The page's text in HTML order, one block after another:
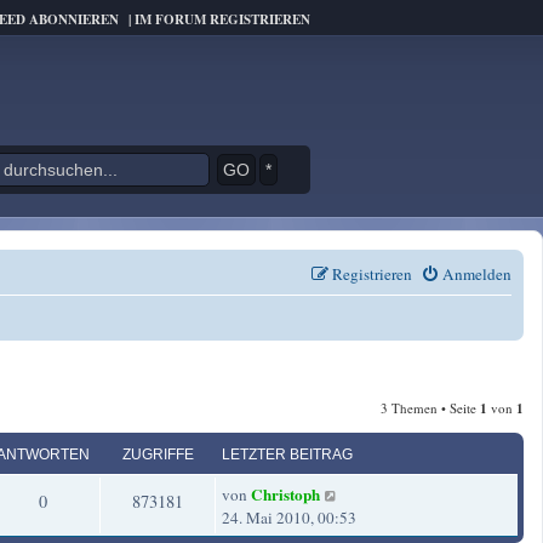
ABONNIEREN |IM FORUM REGISTRIEREN
*
Anmelden
Registrieren
3 Themen • Seite 1 von 1
ZUGRIFFE LETZTER BEITRAG
0A
n
873181
u
L
e
t
von Christoph
24. Mai 2010, 00:53